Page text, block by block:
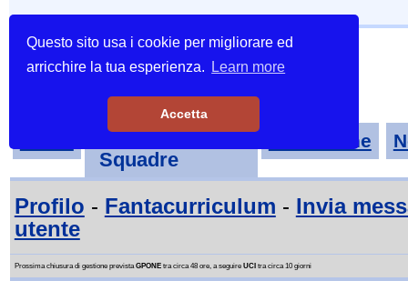
Questo sito usa i cookie per migliorare ed
arricchire la tua esperienza.
Learn more
Accetta
Tornei-
Squadre
Classifiche
Profilo - Fantacurriculum - Invia
utente
Prossima chiusura di gestione previstaGPONEtra circa 48 ore, a seguire UCI tra circa 10 giorni